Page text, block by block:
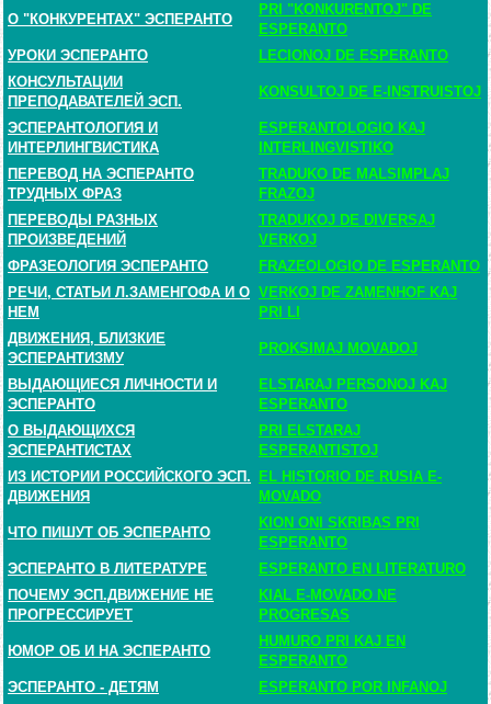
О "КОНКУРЕНТАХ" ЭСПЕРАНТО
PRI "KONKURENTOJ" DE
ESPERANTO
УРОКИ ЭСПЕРАНТО
LECIONOJ DE ESPERANTO
КОНСУЛЬТАЦИИ
ПРЕПОДАВАТЕЛЕЙ ЭСП.
KONSULTOJ DE E-INSTRUISTOJ
ЭСПЕРАНТОЛОГИЯ И
ИНТЕРЛИНГВИСТИКА
ESPERANTOLOGIO KAJ
INTERLINGVISTIKO
ПЕРЕВОД НА ЭСПЕРАНТО
ТРУДНЫХ ФРАЗ
TRADUKO DE MALSIMPLAJ
FRAZOJ
ПЕРЕВОДЫ РАЗНЫХ
ПРОИЗВЕДЕНИЙ
TRADUKOJ DE DIVERSAJ
VERKOJ
ФРАЗЕОЛОГИЯ ЭСПЕРАНТО
FRAZEOLOGIO DE ESPERANTO
РЕЧИ, СТАТЬИ Л.ЗАМЕНГОФА И О
НЕМ
VERKOJ DE ZAMENHOF KAJ
PRI LI
ДВИЖЕНИЯ, БЛИЗКИЕ
ЭСПЕРАНТИЗМУ
PROKSIMAJ MOVADOJ
ВЫДАЮЩИЕСЯ ЛИЧНОСТИ И
ЭСПЕРАНТО
ELSTARAJ PERSONOJ KAJ
ESPERANTO
О ВЫДАЮЩИХСЯ
ЭСПЕРАНТИСТАХ
PRI ELSTARAJ
ESPERANTISTOJ
ИЗ ИСТОРИИ РОССИЙСКОГО ЭСП.
ДВИЖЕНИЯ
EL HISTORIO DE RUSIA E-
MOVADO
ЧТО ПИШУТ ОБ ЭСПЕРАНТО
KION ONI SKRIBAS PRI
ESPERANTO
ЭСПЕРАНТО В ЛИТЕРАТУРЕ
ESPERANTO EN LITERATURO
ПОЧЕМУ ЭСП.ДВИЖЕНИЕ НЕ
ПРОГРЕССИРУЕТ
KIAL E-MOVADO NE
PROGRESAS
ЮМОР ОБ И НА ЭСПЕРАНТО
HUMURO PRI KAJ EN
ESPERANTO
ЭСПЕРАНТО - ДЕТЯМ
ESPERANTO POR INFANOJ